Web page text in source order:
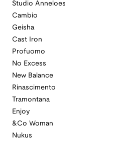
Studio Anneloes
Cambio
Geisha
Cast Iron
Profuomo
No Excess
New Balance
Rinascimento
Tramontana
Enjoy
&Co Woman
Nukus